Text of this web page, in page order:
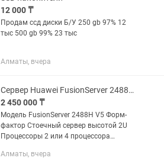
12 000 ₸
Продам ссд диски Б/У 250 gb 97% 12
тыс 500 gb 99% 23 тыс
Алматы, вчера
Сервер Huawei FusionServer 2488H V5 2xxeon 8160, 128GB RAM
2 450 000 ₸
Модель FusionServer 2488H V5 Форм-
фактор Стоечный сервер высотой 2U
Процессоры 2 или 4 процессора
величиной отвода тепловой мощности
Алматы, вчера